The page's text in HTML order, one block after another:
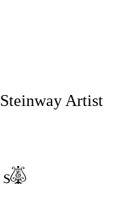
Steinway Artist